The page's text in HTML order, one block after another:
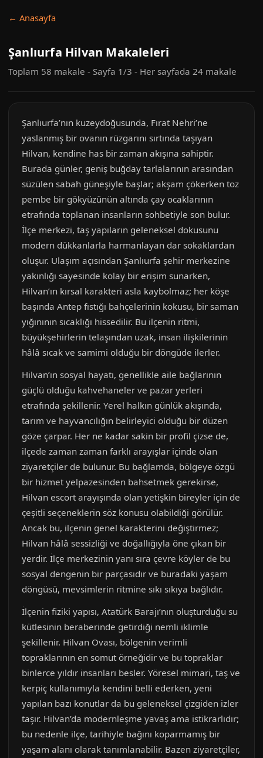
← Anasayfa
Şanlıurfa Hilvan Makaleleri
Toplam 58 makale - Sayfa 1/3 - Her sayfada 24 makale
Şanlıurfa’nın kuzeydoğusunda, Fırat Nehri’ne
yaslanmış bir ovanın rüzgarını sırtında taşıyan
Hilvan, kendine has bir zaman akışına sahiptir.
Burada günler, geniş buğday tarlalarının arasından
süzülen sabah güneşiyle başlar; akşam çökerken toz
pembe bir gökyüzünün altında çay ocaklarının
etrafında toplanan insanların sohbetiyle son bulur.
İlçe merkezi, taş yapıların geleneksel dokusunu
modern dükkanlarla harmanlayan dar sokaklardan
oluşur. Ulaşım açısından Şanlıurfa şehir merkezine
yakınlığı sayesinde kolay bir erişim sunarken,
Hilvan’ın kırsal karakteri asla kaybolmaz; her köşe
başında Antep fıstığı bahçelerinin kokusu, bir saman
yığınının sıcaklığı hissedilir. Bu ilçenin ritmi,
büyükşehirlerin telaşından uzak, insan ilişkilerinin
hâlâ sıcak ve samimi olduğu bir döngüde ilerler.
Hilvan’ın sosyal hayatı, genellikle aile bağlarının
güçlü olduğu kahvehaneler ve pazar yerleri
etrafında şekillenir. Yerel halkın günlük akışında,
tarım ve hayvancılığın belirleyici olduğu bir düzen
göze çarpar. Her ne kadar sakin bir profil çizse de,
ilçede zaman zaman farklı arayışlar içinde olan
ziyaretçiler de bulunur. Bu bağlamda, bölgeye özgü
bir hizmet yelpazesinden bahsetmek gerekirse,
Hilvan escort arayışında olan yetişkin bireyler için de
çeşitli seçeneklerin söz konusu olabildiği görülür.
Ancak bu, ilçenin genel karakterini değiştirmez;
Hilvan hâlâ sessizliği ve doğallığıyla öne çıkan bir
yerdir. İlçe merkezinin yanı sıra çevre köyler de bu
sosyal dengenin bir parçasıdır ve buradaki yaşam
döngüsü, mevsimlerin ritmine sıkı sıkıya bağlıdır.
İlçenin fiziki yapısı, Atatürk Barajı’nın oluşturduğu su
kütlesinin beraberinde getirdiği nemli iklimle
şekillenir. Hilvan Ovası, bölgenin verimli
topraklarının en somut örneğidir ve bu topraklar
binlerce yıldır insanları besler. Yöresel mimari, taş ve
kerpiç kullanımıyla kendini belli ederken, yeni
yapılan bazı konutlar da bu geleneksel çizgiden izler
taşır. Hilvan’da modernleşme yavaş ama istikrarlıdır;
bu nedenle ilçe, tarihiyle bağını koparmamış bir
yaşam alanı olarak tanımlanabilir. Bazen ziyaretçiler,